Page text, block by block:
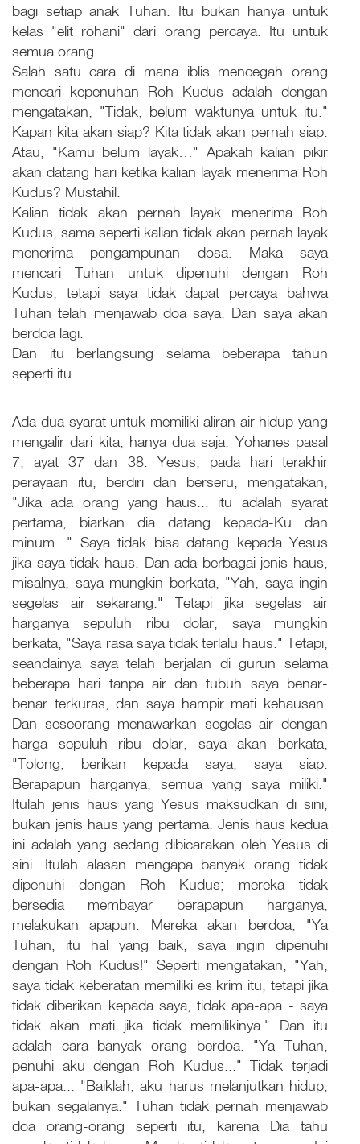
bagi setiap anak Tuhan. Itu bukan hanya untuk
kelas "elit rohani" dari orang percaya. Itu untuk
semua orang.
Salah satu cara di mana iblis mencegah orang
mencari kepenuhan Roh Kudus adalah dengan
mengatakan, "Tidak, belum waktunya untuk itu."
Kapan kita akan siap? Kita tidak akan pernah siap.
Atau, "Kamu belum layak…" Apakah kalian pikir
akan datang hari ketika kalian layak menerima Roh
Kudus? Mustahil.
Kalian tidak akan pernah layak menerima Roh
Kudus, sama seperti kalian tidak akan pernah layak
menerima pengampunan dosa. Maka saya
mencari Tuhan untuk dipenuhi dengan Roh
Kudus, tetapi saya tidak dapat percaya bahwa
Tuhan telah menjawab doa saya. Dan saya akan
berdoa lagi.
Dan itu berlangsung selama beberapa tahun
seperti itu.
Ada dua syarat untuk memiliki aliran air hidup yang
mengalir dari kita, hanya dua saja. Yohanes pasal
7, ayat 37 dan 38. Yesus, pada hari terakhir
perayaan itu, berdiri dan berseru, mengatakan,
"Jika ada orang yang haus... itu adalah syarat
pertama, biarkan dia datang kepada-Ku dan
minum..." Saya tidak bisa datang kepada Yesus
jika saya tidak haus. Dan ada berbagai jenis haus,
misalnya, saya mungkin berkata, "Yah, saya ingin
segelas air sekarang." Tetapi jika segelas air
harganya sepuluh ribu dolar, saya mungkin
berkata, "Saya rasa saya tidak terlalu haus." Tetapi,
seandainya saya telah berjalan di gurun selama
beberapa hari tanpa air dan tubuh saya benar-
benar terkuras, dan saya hampir mati kehausan.
Dan seseorang menawarkan segelas air dengan
harga sepuluh ribu dolar, saya akan berkata,
"Tolong, berikan kepada saya, saya siap.
Berapapun harganya, semua yang saya miliki."
Itulah jenis haus yang Yesus maksudkan di sini,
bukan jenis haus yang pertama. Jenis haus kedua
ini adalah yang sedang dibicarakan oleh Yesus di
sini. Itulah alasan mengapa banyak orang tidak
dipenuhi dengan Roh Kudus; mereka tidak
bersedia membayar berapapun harganya,
melakukan apapun. Mereka akan berdoa, "Ya
Tuhan, itu hal yang baik, saya ingin dipenuhi
dengan Roh Kudus!" Seperti mengatakan, "Yah,
saya tidak keberatan memiliki es krim itu, tetapi jika
tidak diberikan kepada saya, tidak apa-apa - saya
tidak akan mati jika tidak memilikinya." Dan itu
adalah cara banyak orang berdoa. "Ya Tuhan,
penuhi aku dengan Roh Kudus..." Tidak terjadi
apa-apa... "Baiklah, aku harus melanjutkan hidup,
bukan segalanya." Tuhan tidak pernah menjawab
doa orang-orang seperti itu, karena Dia tahu